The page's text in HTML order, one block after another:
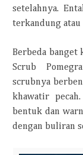
setelahnya.
terkandung
Berbeda banget
Scrub
scrubnya
khawatir
bentuk dan
dengan buliran